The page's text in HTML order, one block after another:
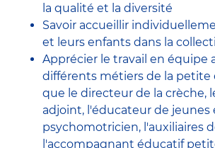
la qualité et la diversité
Savoir accueillir
et leurs enfants dans la
Apprécier le travail en équipe
différents métiers de la petite
que le directeur de la crèche,
adjoint, l'éducateur de jeunes
psychomotricien, l'auxiliaires
l'accompagnant éducatif